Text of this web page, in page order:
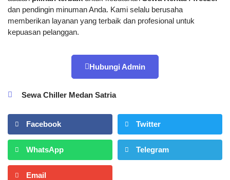
dan pendingin minuman Anda. Kami selalu berusaha
memberikan layanan yang terbaik dan profesional untuk
kepuasan pelanggan.
Hubungi Admin
Sewa Chiller Medan Satria
Facebook Twitter
WhatsApp Telegram
Email